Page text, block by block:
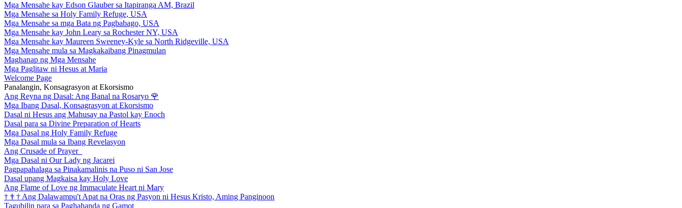
Mga Mensahe kay Edson Glauber sa Itapiranga AM, Brazil
Mga Mensahe sa Holy Family Refuge, USA
Mga Mensahe sa mga Bata ng Pagbabago, USA
Mga Mensahe kay John Leary sa Rochester NY, USA
Mga Mensahe kay Maureen Sweeney-Kyle sa North Ridgeville, USA
Mga Mensahe mula sa Magkakaibang Pinagmulan
Maghanap ng Mga Mensahe
Mga Paglitaw ni Hesus at Maria
Welcome Page
Panalangin, Konsagrasyon at Ekorsismo
Ang Reyna ng Dasal: Ang Banal na Rosaryo 🌹
Mga Ibang Dasal, Konsagrasyon at Ekorsismo
Dasal ni Hesus ang Mahusay na Pastol kay Enoch
Dasal para sa Divine Preparation of Hearts
Mga Dasal ng Holy Family Refuge
Mga Dasal mula sa Ibang Revelasyon
Ang Crusade of Prayer
Mga Dasal ni Our Lady ng Jacarei
Pagpapahalaga sa Pinakamalinis na Puso ni San Jose
Dasal upang Magkaisa kay Holy Love
Ang Flame of Love ng Immaculate Heart ni Mary
† † † Ang Dalawampu't Apat na Oras ng Pasyon ni Hesus Kristo, Aming Panginoon
Tagubilin para sa Paghahanda ng Gamot